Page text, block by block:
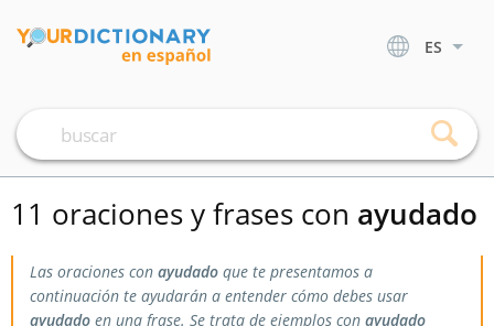
ES
11 oraciones y frases con ayudado
Las oraciones con ayudado que te presentamos a
continuación te ayudarán a entender cómo debes usar
ayudado en una frase. Se trata de ejemplos con ayudado